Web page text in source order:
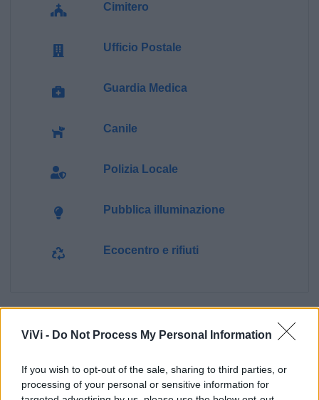
ViVi - Do Not Process My Personal Information
If you wish to opt-out of the sale, sharing to third parties, or
processing of your personal or sensitive information for
Cimitero
Ufficio Postale
Guardia Medica
Canile
Polizia Locale
Pubblica illuminazione
Ecocentro e rifiuti